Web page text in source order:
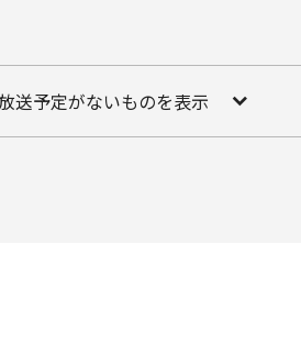
送予定がないものを表示